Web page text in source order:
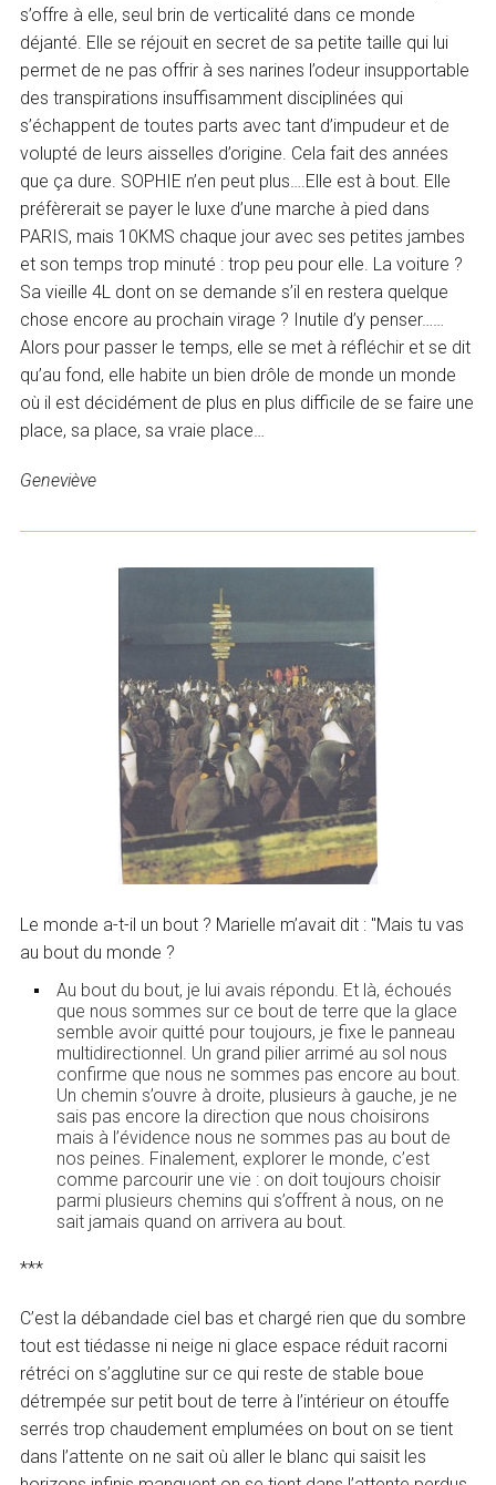
s’offre à elle, seul brin de verticalité dans ce monde
déjanté. Elle se réjouit en secret de sa petite taille qui lui
permet de ne pas offrir à ses narines l’odeur insupportable
des transpirations insuffisamment disciplinées qui
s’échappent de toutes parts avec tant d’impudeur et de
volupté de leurs aisselles d’origine. Cela fait des années
que ça dure. SOPHIE n’en peut plus….Elle est à bout. Elle
préfèrerait se payer le luxe d’une marche à pied dans
PARIS, mais 10KMS chaque jour avec ses petites jambes
et son temps trop minuté : trop peu pour elle. La voiture ?
Sa vieille 4L dont on se demande s’il en restera quelque
chose encore au prochain virage ? Inutile d’y penser……
Alors pour passer le temps, elle se met à réfléchir et se dit
qu’au fond, elle habite un bien drôle de monde un monde
où il est décidément de plus en plus difficile de se faire une
place, sa place, sa vraie place…
Geneviève
Le monde a-t-il un bout ? Marielle m’avait dit : "Mais tu vas
au bout du monde ?
Au bout du bout, je lui avais répondu. Et là, échoués
que nous sommes sur ce bout de terre que la glace
semble avoir quitté pour toujours, je fixe le panneau
multidirectionnel. Un grand pilier arrimé au sol nous
confirme que nous ne sommes pas encore au bout.
Un chemin s’ouvre à droite, plusieurs à gauche, je ne
sais pas encore la direction que nous choisirons
mais à l’évidence nous ne sommes pas au bout de
nos peines. Finalement, explorer le monde, c’est
comme parcourir une vie : on doit toujours choisir
parmi plusieurs chemins qui s’offrent à nous, on ne
sait jamais quand on arrivera au bout.
***
C’est la débandade ciel bas et chargé rien que du sombre
tout est tiédasse ni neige ni glace espace réduit racorni
rétréci on s’agglutine sur ce qui reste de stable boue
détrempée sur petit bout de terre à l’intérieur on étouffe
serrés trop chaudement emplumées on bout on se tient
dans l’attente on ne sait où aller le blanc qui saisit les